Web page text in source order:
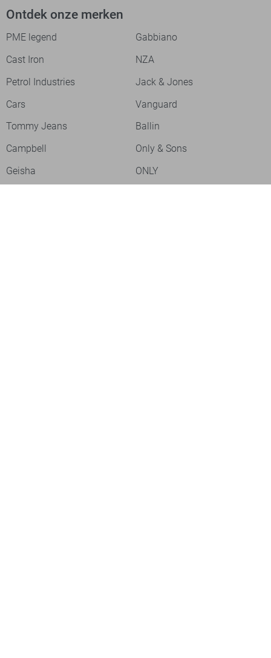
Ontdek onze merken
PME legend
Gabbiano
Cast Iron
NZA
Petrol Industries
Jack & Jones
Cars
Vanguard
Tommy Jeans
Ballin
Campbell
Only & Sons
Geisha
ONLY